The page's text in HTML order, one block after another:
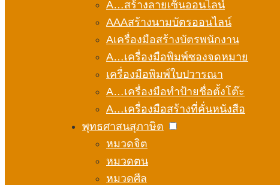
A…สร้างลายเซ็นออนไลน์
AAAสร้างนามบัตรออนไลน์
Aเครื่องมือสร้างบัตรพนักงาน
A…เครื่องมือพิมพ์ซองจดหมาย
เครื่องมือพิมพ์ใบปวารณา
A…เครื่องมือทำป้ายชื่อตั้งโต๊ะ
A…เครื่องมือสร้างที่คั่นหนังสือ
พุทธศาสนสุภาษิต
หมวดจิต
หมวดตน
หมวดศีล